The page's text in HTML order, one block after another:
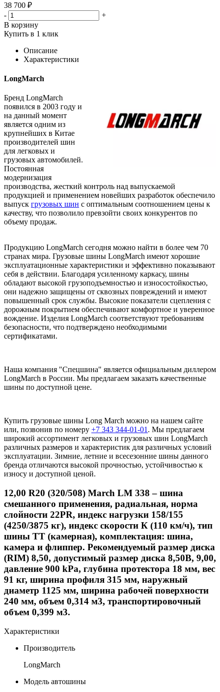
38 700 ₽
-
+
В корзину
Купить в 1 клик
Описание
Характеристики
LongMarch
Бренд LongMarch
появился в 2003 году и
на данный момент
является одним из
крупнейших в Китае
производителей шин
для легковых и
грузовых автомобилей.
Постоянная
модернизация
производства, жесткий контроль над выпускаемой
продукцией и применением новейших разработок обеспечило
выпуск грузовых шин с оптимальным соотношением цены к
качеству, что позволило превзойти своих конкурентов по
объему продаж.
Продукцию LongMarch сегодня можно найти в более чем 70
странах мира. Грузовые шины LongMarch имеют хорошие
эксплуатационные характеристики и эффективно показывают
себя в действии. Благодаря усиленному каркасу, шины
обладают высокой грузоподъемностью и износостойкостью,
они надежно защищены от сквозных повреждений и имеют
повышенный срок службы. Высокие показатели сцепления с
дорожным покрытием обеспечивают комфортное и уверенное
вождение. Изделия LongMarch соответствуют требованиям
безопасности, что подтверждено необходимыми
сертификатами.
Наша компания "Спецшина" является официальным диллером
LongMarch в России. Мы предлагаем заказать качественные
шины по доступной цене.
Купить грузовые шины Long March можно на нашем сайте
или, позвонив по номеру +7 343 344-01-01 . Мы предлагаем
широкий ассортимент легковых и грузовых шин LongMarch
различных размеров и характеристик для различных условий
эксплуатации. Зимние, летние и всесезонние шины данного
бренда отличаются высокой прочностью, устойчивостью к
износу и доступной ценой.
12,00 R20 (320/508) March LM 338 – шина
смешанного применения, радиальная, норма
слойности 22PR, индекс нагрузки 158/155
(4250/3875 кг), индекс скорости К (110 км/ч), тип
шины ТТ (камерная), комплектация: шина,
камера и флиппер. Рекомендуемый размер диска
(RIM) 8,50, допустимый размер диска 8,50В, 9,00,
давление 900 kPa, глубина протектора 18 мм, вес
91 кг, ширина профиля 315 мм, наружный
диаметр 1125 мм, ширина рабочей поверхности
240 мм, объем 0,314 м3, транспортировочный
объем 0,399 м3.
Характеристики
Производитель
LongMarch
Модель автошины